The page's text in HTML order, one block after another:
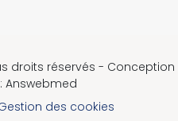
droits réservés - Conception
Answebmed
des cookies